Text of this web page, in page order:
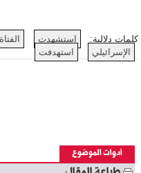
كلمات دلالية: استشهدت الفتاة
الإسرائيلي
استهدفت
أدوات الموضوع